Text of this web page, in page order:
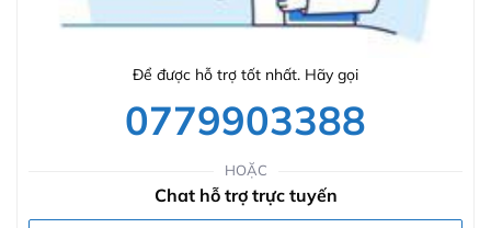
Để được hỗ trợ tốt nhất. Hãy gọi
0779903388
HOẶC
Chat hỗ trợ trực tuyến